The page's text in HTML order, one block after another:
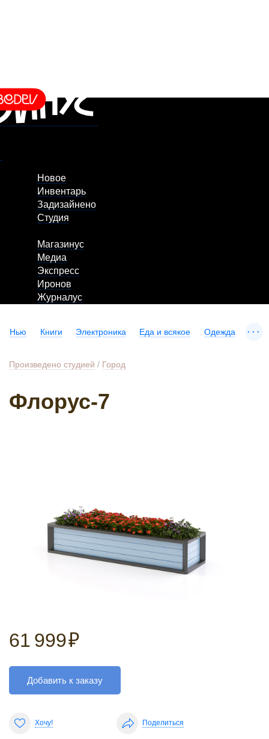
Новое
Инвентарь
Задизайнено
Студия
Магазинус
Медиа
Экспресс
Иронов
Журналус
Нью Книги Электроника Еда и всякое Одежда ...
Произведено студией / Город
Флорус-7
61 999₽
Добавить к заказу
Хочу! Поделиться